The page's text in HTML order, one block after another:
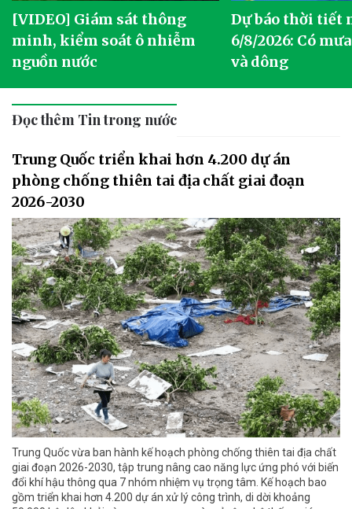
[VIDEO] Giám sát thông
minh, kiểm soát ô nhiễm
nguồn nước
Dự báo thời tiết
6/8/2026: Có
và dông
Đọc thêm Tin trong nước
Trung Quốc triển khai hơn 4.200 dự án
phòng chống thiên tai địa chất giai đoạn
2026-2030
Trung Quốc vừa ban hành kế hoạch phòng chống thiên tai địa chất
giai đoạn 2026-2030, tập trung nâng cao năng lực ứng phó với biến
đổi khí hậu thông qua 7 nhóm nhiệm vụ trọng tâm. Kế hoạch bao
gồm triển khai hơn 4.200 dự án xử lý công trình, di dời khoảng